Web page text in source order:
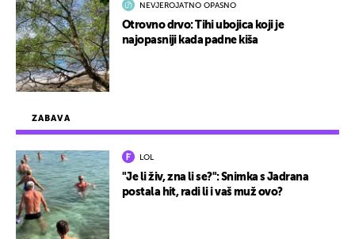
ZABAVA
LOL
"Je li živ, zna li se?": Snimka s Jadrana
postala hit, radi li i vaš muž ovo?
NEVJEROJATNO OPASNO
Otrovno drvo: Tihi ubojica koji je
najopasniji kada padne kiša